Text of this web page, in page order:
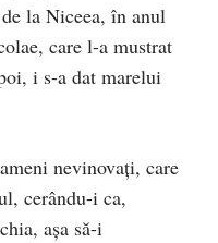
la Niceea, în anul
care l-a mustrat
i s-a dat marelui
nevinovaţi, care
cerându-i ca,
aşa să-i